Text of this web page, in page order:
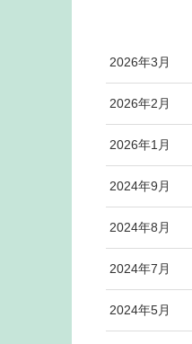
2026年3月
2026年2月
2026年1月
2024年9月
2024年8月
2024年7月
2024年5月